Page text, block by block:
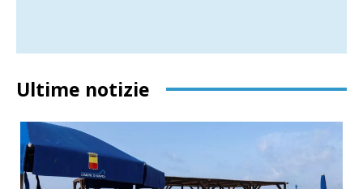
Ultime notizie